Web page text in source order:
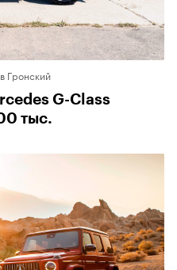
Гронский
G-Class
тыс.